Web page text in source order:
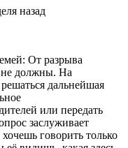
назад
От разрыва
не должны. На
дальнейшая
или передать
заслуживает
говорить только